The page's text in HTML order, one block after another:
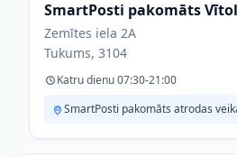
SmartPosti pakomāts
Zemītes iela 2A
Tukums, 3104
Katru dienu 07:30-21:00
SmartPosti pakomāts atrodas